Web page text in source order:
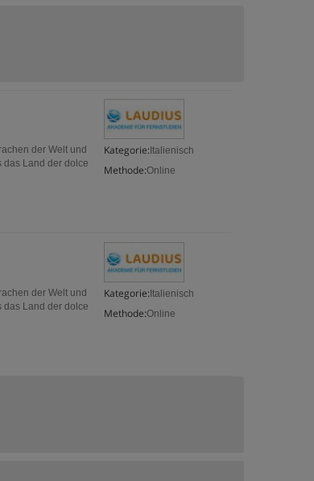
Kategorie: Italienisch
Methode:Online
der Welt und
das Land der dolce
Kategorie: Italienisch
Methode:Online
der Welt und
das Land der dolce